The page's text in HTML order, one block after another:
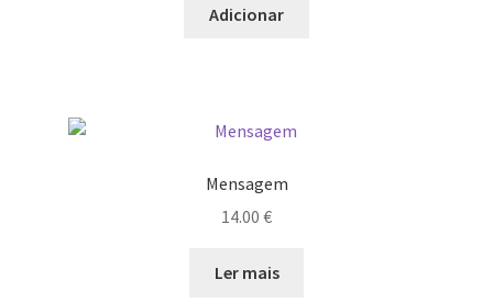
original
Adicionar
Mensagem
14.00 €
Ler mais